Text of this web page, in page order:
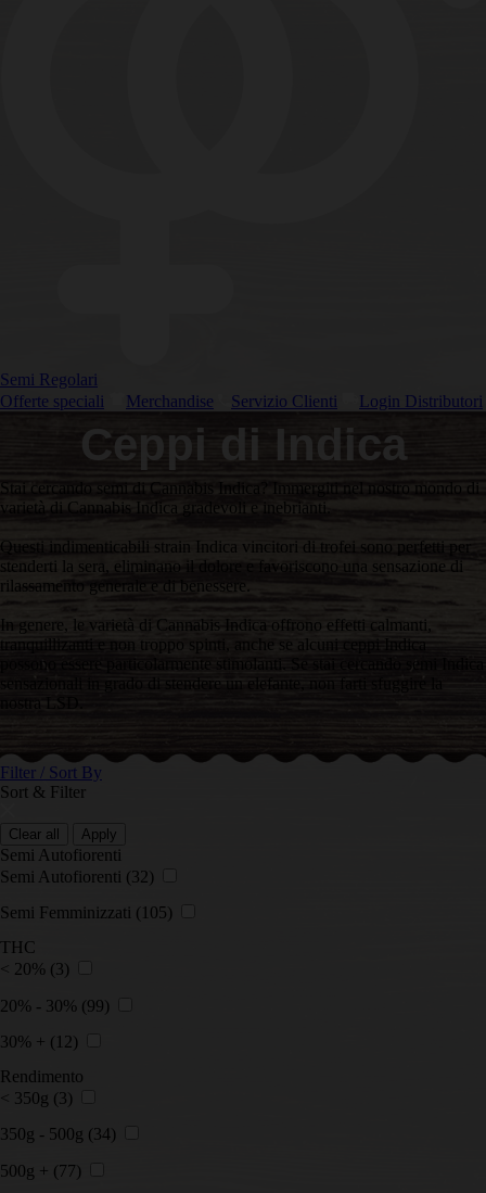
Semi Regolari
Offerte speciali
Merchandise Servizio Clienti Login Distributori
Ceppi di Indica
Stai cercando semi di Cannabis Indica? Immergiti nel nostro mondo di
varietà di Cannabis Indica gradevoli e inebrianti.
Questi indimenticabili strain Indica vincitori di trofei sono perfetti per
stenderti la sera, eliminano il dolore e favoriscono una sensazione di
rilassamento generale e di benessere.
In genere, le varietà di Cannabis Indica offrono effetti calmanti,
tranquillizanti e non troppo spinti, anche se alcuni ceppi Indica
possono essere particolarmente stimolanti. Se stai cercando semi Indica
sensazionali in grado di stendere un elefante, non farti sfuggire la
nostra LSD.
Filter / Sort By
Sort & Filter
Clear all Apply
Semi Autofiorenti
Semi Autofiorenti (32)
Semi Femminizzati (105)
THC
< 20% (3)
20% - 30% (99)
30% + (12)
Rendimento
< 350g (3)
350g - 500g (34)
500g + (77)